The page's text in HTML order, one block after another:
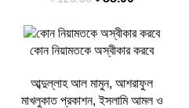
কোন নিয়ামতকে অস্বীকার করবে
আব্দুল্লাহ আল মামুন, আশরাফুল
মাখলুকাত প্রকাশন,ইসলামি আমল ও